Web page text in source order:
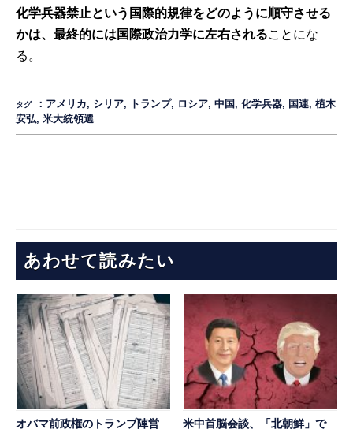
化学兵器禁止という国際的規律をどのように順守させる
かは、最終的には国際政治力学に左右されることにな
る。
タグ ： アメリカ, シリア, トランプ, ロシア,中国 ,化学兵器, 国連,植木
安弘,米大統領選
あわせて読みたい
オバマ前政権のトランプ陣営
米中首脳会談、「北朝鮮」で